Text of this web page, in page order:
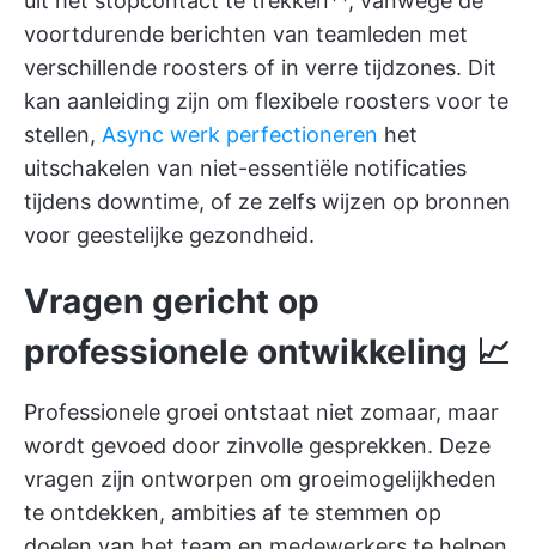
voortdurende berichten van teamleden met
verschillende roosters of in verre tijdzones. Dit
kan aanleiding zijn om flexibele roosters voor te
stellen, Async werk perfectioneren het
uitschakelen van niet-essentiële notificaties
tijdens downtime, of ze zelfs wijzen op bronnen
voor geestelijke gezondheid.
Vragen gericht op
professionele ontwikkeling 📈
Professionele groei ontstaat niet zomaar, maar
wordt gevoed door zinvolle gesprekken. Deze
vragen zijn ontworpen om groeimogelijkheden
te ontdekken, ambities af te stemmen op